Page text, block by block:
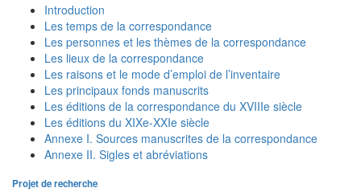
Introduction
Les temps de la correspondance
Les personnes et les thèmes de la correspondance
Les lieux de la correspondance
Les raisons et le mode d’emploi de l’inventaire
Les principaux fonds manuscrits
Les éditions de la correspondance du XVIIIe siècle
Les éditions du XIXe-XXIe siècle
Annexe I. Sources manuscrites de la correspondance
Annexe II. Sigles et abréviations
Projet de recherche